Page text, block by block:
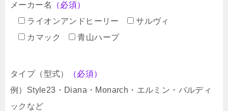
メーカー名
（必須）
ライオンアンドヒーリー
サルヴィ
カマック
青山ハープ
タイプ（型式）
（必須）
例）Style23・Diana・Monarch・エルミン・バルディ
ックなど